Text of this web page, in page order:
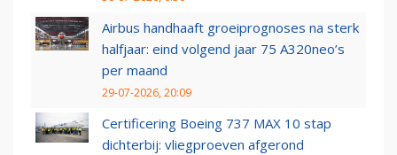
Airbus handhaaft groeiprognoses na sterk
halfjaar: eind volgend jaar 75 A320neo’s
per maand
29-07-2026, 20:09
Certificering Boeing 737 MAX 10 stap
dichterbij: vliegproeven afgerond